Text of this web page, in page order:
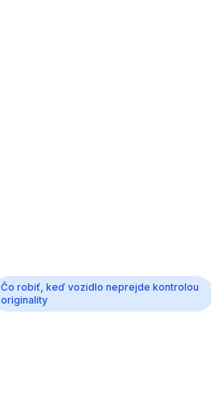
Čo robiť, keď vozidlo neprejde kontrolou
originality